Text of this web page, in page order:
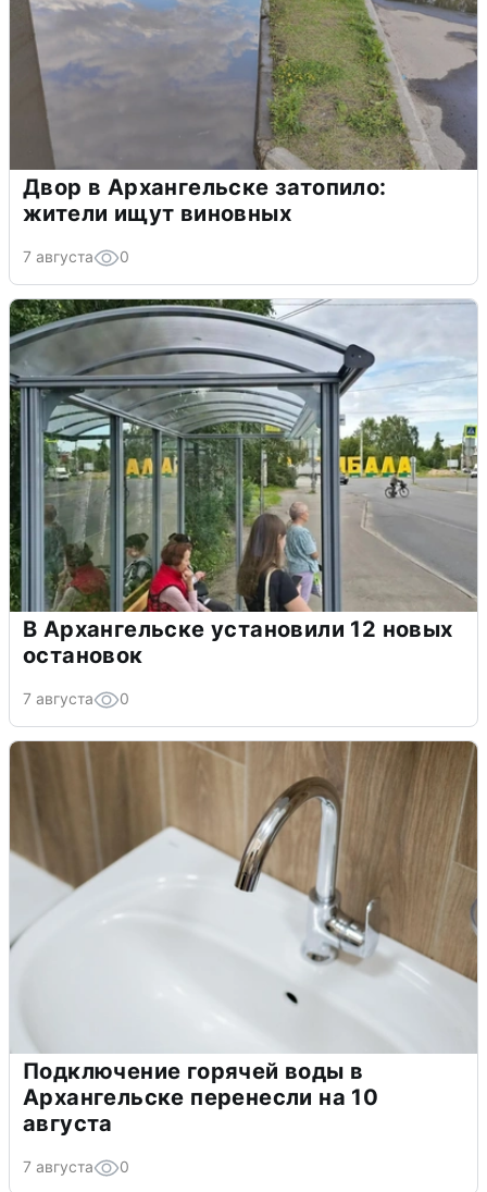
Двор в Архангельске затопило:
жители ищут виновных
7 августа 0
В Архангельске установили 12 новых
остановок
7 августа 0
Подключение горячей воды в
Архангельске перенесли на 10
августа
7 августа 0